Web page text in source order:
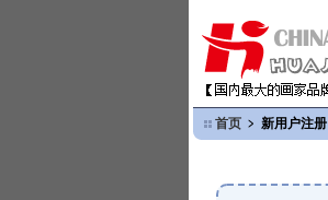
首页 ﹥ 新用户注册